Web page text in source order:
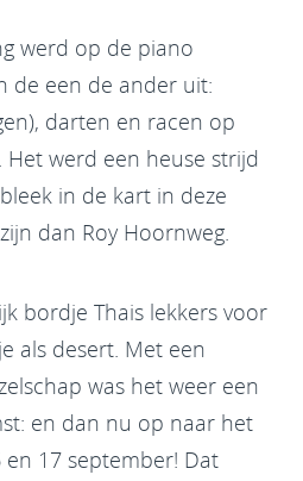
werd op de piano
de een de ander uit:
darten en racen op
werd een heuse strijd
in de kart in deze
dan Roy Hoornweg.
bordje Thais lekkers voor
als desert. Met een
was het weer een
en dan nu op naar het
17 september! Dat